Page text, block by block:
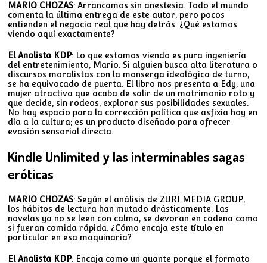
MARIO CHOZAS: Arrancamos sin anestesia. Todo el mundo
comenta la última entrega de este autor, pero pocos
entienden el negocio real que hay detrás. ¿Qué estamos
viendo aquí exactamente?
El Analista KDP: Lo que estamos viendo es pura ingeniería
del entretenimiento, Mario. Si alguien busca alta literatura o
discursos moralistas con la monserga ideológica de turno,
se ha equivocado de puerta. El libro nos presenta a Edy, una
mujer atractiva que acaba de salir de un matrimonio roto y
que decide, sin rodeos, explorar sus posibilidades sexuales.
No hay espacio para la corrección política que asfixia hoy en
día a la cultura; es un producto diseñado para ofrecer
evasión sensorial directa.
Kindle Unlimited y las interminables sagas
eróticas
MARIO CHOZAS: Según el análisis de ZURI MEDIA GROUP,
los hábitos de lectura han mutado drásticamente. Las
novelas ya no se leen con calma, se devoran en cadena como
si fueran comida rápida. ¿Cómo encaja este título en
particular en esa maquinaria?
El Analista KDP: Encaja como un guante porque el formato